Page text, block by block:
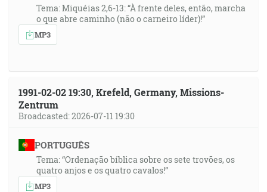
Tema: Miquéias 2,6-13: “À frente deles, então, marcha
o que abre caminho (não o carneiro líder)!”
MP3
1991-02-02 19:30, Krefeld, Germany, Missions-
Zentrum
Broadcasted: 2026-07-11 19:30
PORTUGUÊS
Tema: “Ordenação bíblica sobre os sete trovões, os
quatro anjos e os quatro cavalos!”
MP3